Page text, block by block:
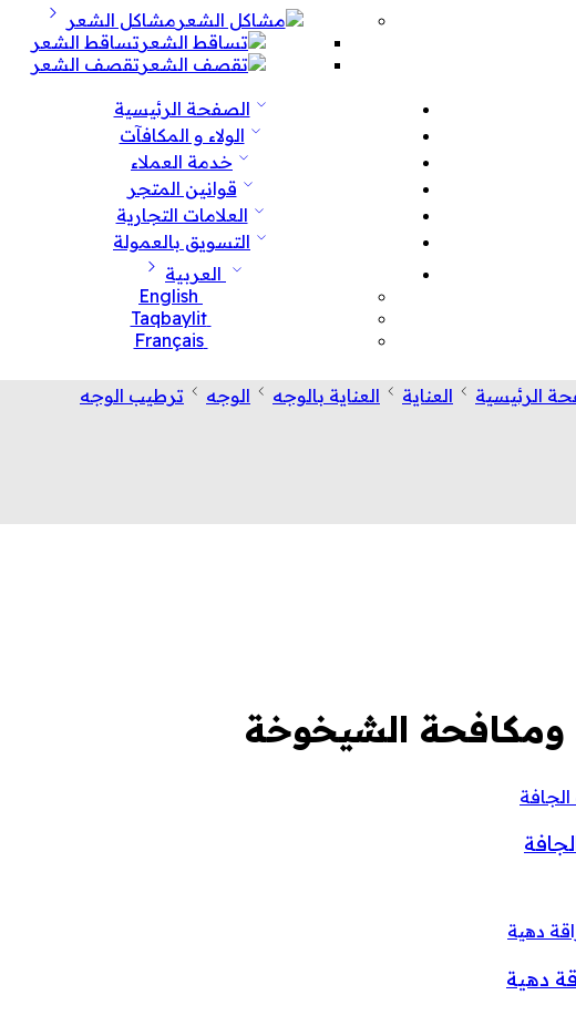
مشاكل الشعر
تساقط الشعر
تقصف الشعر
الصفحة الرئيسية
الولاء و المكافآت
خدمة العملاء
قوانين المتجر
العلامات التجارية
التسويق بالعمولة
العربية
English
Taqbaylit
Français
الرئيسية العناية العناية بالوجه الوجه ترطيب الوجه
ومكافحة الشيخوخة